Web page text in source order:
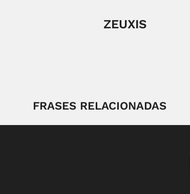
ZEUXIS
FRASES RELACIONADAS